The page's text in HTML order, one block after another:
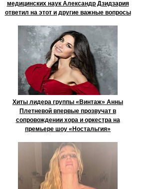
медицинских наук Александр Дзидзария
ответил на этот и другие важные вопросы
Хиты лидера группы «Винтаж» Анны
Плетневой впервые прозвучат в
сопровождении хора и оркестра на
премьере шоу «Ностальгия»